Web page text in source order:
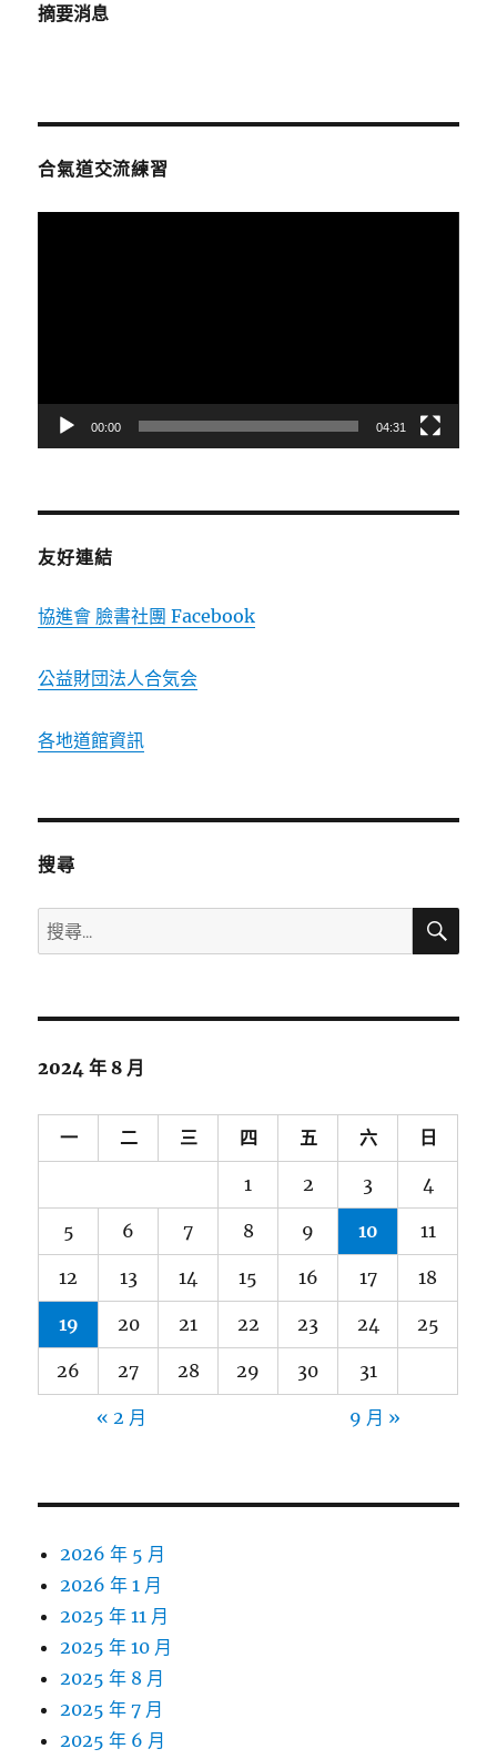
摘要消息
合氣道交流練習
00:00 04:31
友好連結
協進會 臉書社團 Facebook
公益財団法人合気会
各地道館資訊
搜尋
搜
尋
鍵
搜
2024 年 8 月
一 二 三 四 五 六 日
1 2 3 4
5 6 7 8 9 10 11
12 13 14 15 16 17 18
19 20 21 22 23 24 25
26 27 28 29 30 31
« 2 月 9 月 »
2026 年 5 月
2026 年 1 月
2025 年 11 月
2025 年 10 月
2025 年 8 月
2025 年 7 月
2025 年 6 月